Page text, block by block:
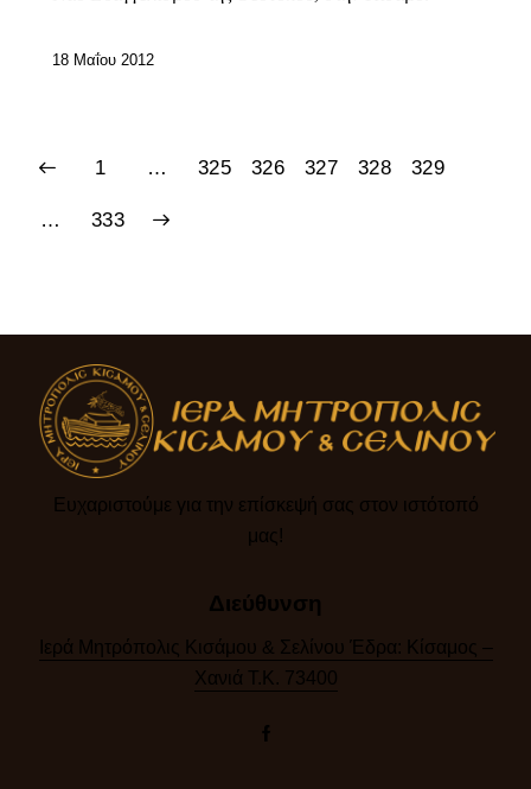
18 Μαΐου 2012
1 … 325 326 327 328 329
… 333
>
Ευχαριστούμε για την επίσκεψή σας στον ιστότοπό
μας!​
Διεύθυνση
Ιερά Μητρόπολις Κισάμου & Σελίνου Έδρα: Κίσαμος –
Χανιά Τ.Κ. 73400